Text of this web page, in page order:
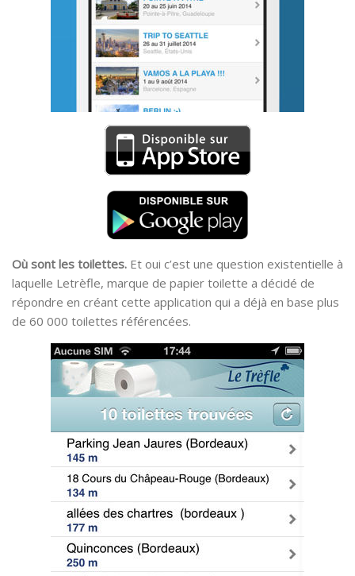
Où sont les toilettes. Et oui c’est une question existentielle à
laquelle Letrèfle, marque de papier toilette a décidé de
répondre en créant cette application qui a déjà en base plus
de 60 000 toilettes référencées.